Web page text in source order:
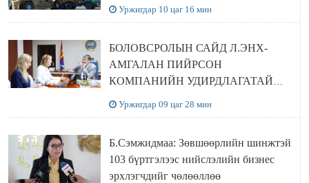
Уржигдар 10 цаг 16 мин
БОЛОВСРОЛЫН САЙД Л.ЭНХ-
АМГАЛАН ПИЙРСОН
КОМПАНИЙН УДИРДЛАГАТАЙ
УУЛЗЛАА
Уржигдар 09 цаг 28 мин
Б.Сэмжидмаа: Зөвшөөрлийн шинжтэй
103 бүртгэлээс нийслэлийн бизнес
эрхлэгчдийг чөлөөллөө